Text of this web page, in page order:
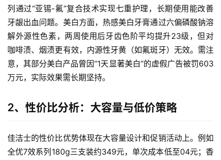
列通过“亚锡-氟”复合技术实现七重护理，长期使用能改善
牙龈出血问题。美白方面，热感美白牙膏通过六偏磷酸钠溶
解外源性色素，两周使用后牙齿色阶平均提升23级，但对
咖啡渍、烟渍更有效，内源性牙黄（如氟斑牙）无效。需注
意，其部分美白产品曾因“1天显著美白”的虚假广告被罚603
万元，实际效果需长期坚持。
2、性价比分析：大容量与低价策略
佳洁士的性价比优势体现在大容量设计和促销活动上。例如
全优7效系列180g三支装约349元，单次成本低至04元；香